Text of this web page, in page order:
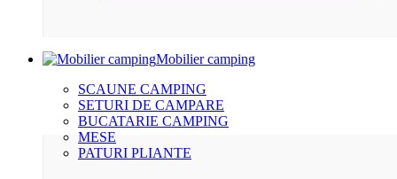
Mobilier camping
SCAUNE CAMPING
SETURI DE CAMPARE
BUCATARIE CAMPING
MESE
PATURI PLIANTE